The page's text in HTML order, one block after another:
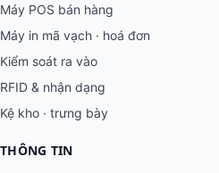
Máy POS bán hàng
Máy in mã vạch · hoá đơn
Kiểm soát ra vào
RFID & nhận dạng
Kệ kho · trưng bày
THÔNG TIN